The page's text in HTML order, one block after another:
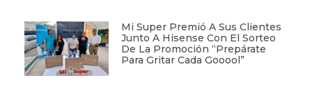
Mi Super Premió A Sus Clientes
Junto A Hisense Con El Sorteo
De La Promoción “Prepárate
Para Gritar Cada Gooool”